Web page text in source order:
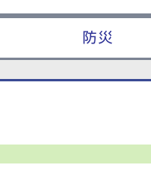
防災